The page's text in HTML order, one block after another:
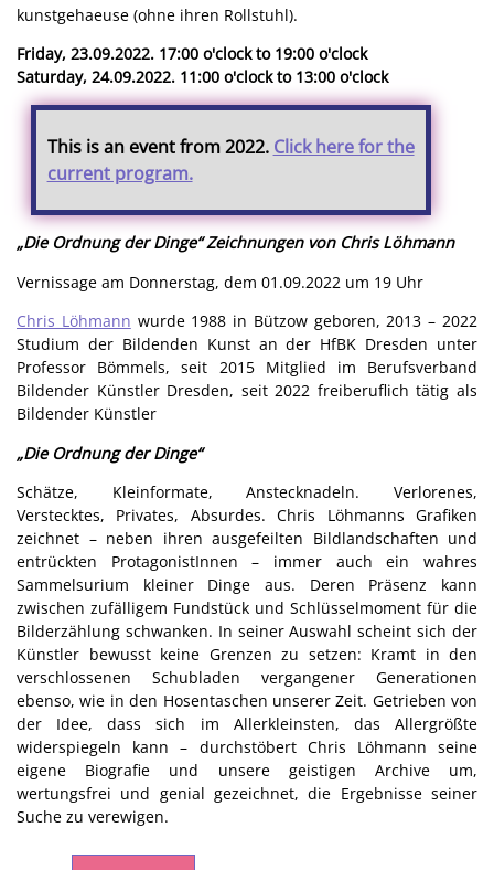
kunstgehaeuse (ohne ihren Rollstuhl).
Friday, 23.09.2022. 17:00 o'clock to 19:00 o'clock
Saturday, 24.09.2022. 11:00 o'clock to 13:00 o'clock
This is an event from 2022. Click here for the
current program.
„Die Ordnung der Dinge“ Zeichnungen von Chris Löhmann
Vernissage am Donnerstag, dem 01.09.2022 um 19 Uhr
Chris Löhmann wurde 1988 in Bützow geboren, 2013 – 2022
Studium der Bildenden Kunst an der HfBK Dresden unter
Professor Bömmels, seit 2015 Mitglied im Berufsverband
Bildender Künstler Dresden, seit 2022 freiberuflich tätig als
Bildender Künstler
„Die Ordnung der Dinge“
Schätze, Kleinformate, Anstecknadeln. Verlorenes,
Verstecktes, Privates, Absurdes. Chris Löhmanns Grafiken
zeichnet – neben ihren ausgefeilten Bildlandschaften und
entrückten ProtagonistInnen – immer auch ein wahres
Sammelsurium kleiner Dinge aus. Deren Präsenz kann
zwischen zufälligem Fundstück und Schlüsselmoment für die
Bilderzählung schwanken. In seiner Auswahl scheint sich der
Künstler bewusst keine Grenzen zu setzen: Kramt in den
verschlossenen Schubladen vergangener Generationen
ebenso, wie in den Hosentaschen unserer Zeit. Getrieben von
der Idee, dass sich im Allerkleinsten, das Allergrößte
widerspiegeln kann – durchstöbert Chris Löhmann seine
eigene Biografie und unsere geistigen Archive um,
wertungsfrei und genial gezeichnet, die Ergebnisse seiner
Suche zu verewigen.